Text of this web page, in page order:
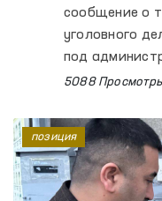
сообщение о
уголовного
под
летний
5088
позиция